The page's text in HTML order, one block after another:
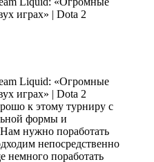
к этому турниру с
формы и
нужно поработать
непосредственно
поработать